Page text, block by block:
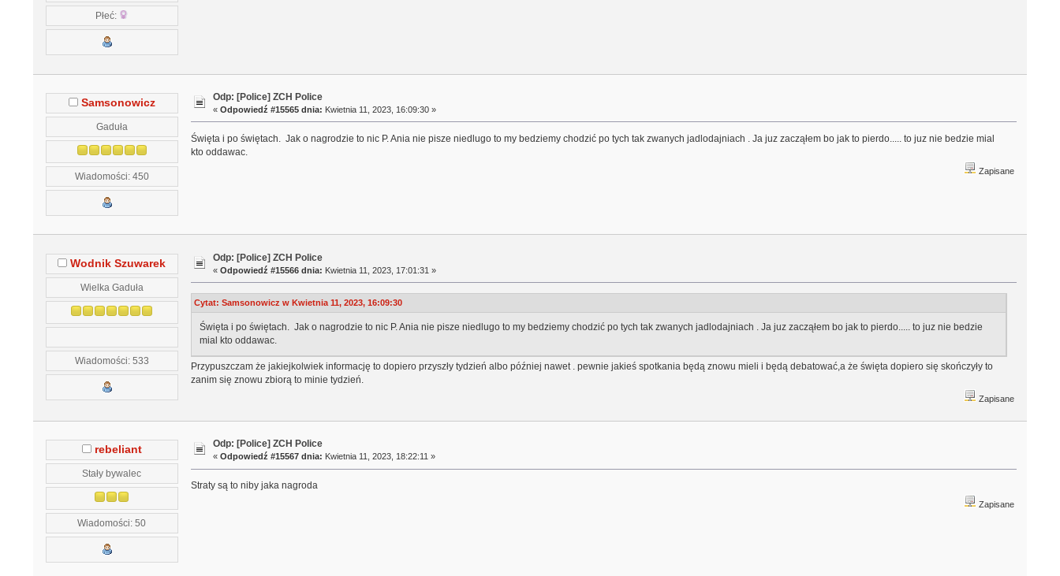
Płeć:
Samsonowicz
Gaduła
Wiadomości: 450
Odp: [Police] ZCH Police
«Odpowiedź #15565 dnia: Kwietnia 11, 2023, 16:09:30 »
Święta i po świętach. Jak o nagrodzie to nic P. Ania nie pisze niedlugo to my bedziemy chodzić po tych tak zwanych jadlodajniach . Ja juz zacząłem bo jak to pierdo..... to juz nie bedzie mial
kto oddawac.
Zapisane
Wodnik Szuwarek
Wielka Gaduła
Wiadomości: 533
Odp: [Police] ZCH Police
«Odpowiedź #15566 dnia: Kwietnia 11, 2023, 17:01:31 »
Cytat: Samsonowicz w Kwietnia 11, 2023, 16:09:30
Święta i po świętach. Jak o nagrodzie to nic P. Ania nie pisze niedlugo to my bedziemy chodzić po tych tak zwanych jadlodajniach . Ja juz zacząłem bo jak to pierdo..... to juz nie bedzie
mial kto oddawac.
Przypuszczam że jakiejkolwiek informację to dopiero przyszły tydzień albo później nawet . pewnie jakieś spotkania będą znowu mieli i będą debatować,a że święta dopiero się skończyły to
zanim się znowu zbiorą to minie tydzień.
Zapisane
rebeliant
Stały bywalec
Wiadomości: 50
Odp: [Police] ZCH Police
«Odpowiedź #15567 dnia: Kwietnia 11, 2023, 18:22:11 »
Straty są to niby jaka nagroda
Zapisane